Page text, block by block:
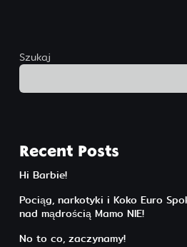
Szukaj
Recent Posts
Hi Barbie!
Pociąg, narkotyki i Koko Euro
nad mądrością Mamo NIE!
No to co, zaczynamy!